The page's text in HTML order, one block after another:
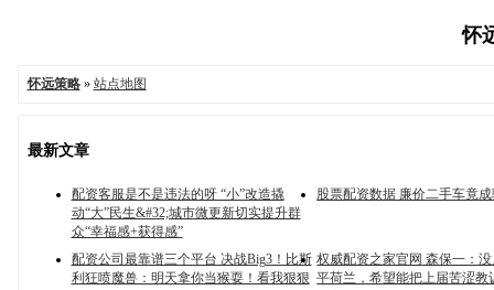
怀
怀远策略» 站点地图
最新文章
配资客服是不是违法的呀 “小”改造撬
动“大”民生&#32;城市微更新切实提升群
众“幸福感+获得感”
股票配资数据 廉价二手车竟成
配资公司最靠谱三个平台 决战Big3！比斯
利狂喷魔兽：明天拿你当猴耍！看我狠狠
权威配资之家官网 森保一：
平荷兰，希望能把上届苦涩教